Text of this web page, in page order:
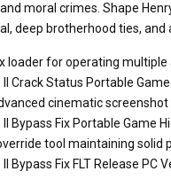
moral crimes. Shape
deep brotherhood ties, and
loader for operating multiple
Crack Status Portable
cinematic
Bypass Fix Portable Game
tool maintaining solid
Bypass Fix FLT Release PC